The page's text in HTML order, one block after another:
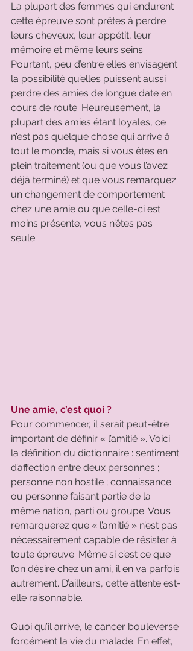
La plupart des femmes qui endurent
cette épreuve sont prêtes à perdre
leurs cheveux, leur appétit, leur
mémoire et même leurs seins.
Pourtant, peu d’entre elles envisagent
la possibilité qu’elles puissent aussi
perdre des amies de longue date en
cours de route. Heureusement, la
plupart des amies étant loyales, ce
n’est pas quelque chose qui arrive à
tout le monde, mais si vous êtes en
plein traitement (ou que vous l’avez
déjà terminé) et que vous remarquez
un changement de comportement
chez une amie ou que celle-ci est
moins présente, vous n’êtes pas
seule.
Une amie, c’est quoi ?
Pour commencer, il serait peut-être
important de définir « l’amitié ». Voici
la définition du dictionnaire : sentiment
d’affection entre deux personnes ;
personne non hostile ; connaissance
ou personne faisant partie de la
même nation, parti ou groupe. Vous
remarquerez que « l’amitié » n’est pas
nécessairement capable de résister à
toute épreuve. Même si c’est ce que
l’on désire chez un ami, il en va parfois
autrement. D’ailleurs, cette attente est-
elle raisonnable.
Quoi qu’il arrive, le cancer bouleverse
forcément la vie du malade. En effet,